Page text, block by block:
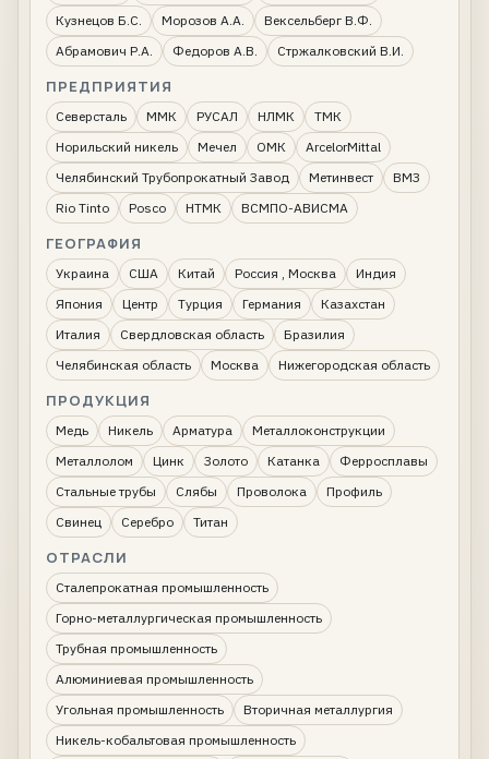
Кузнецов Б.С.
Морозов А.А.
Вексельберг В.Ф.
Абрамович Р.А.
Федоров А.В. Стржалковский В.И.
ПРЕДПРИЯТИЯ
Северсталь ММК РУСАЛ НЛМК
ТМК
Норильский никель
Мечел ОМК
ArcelorMittal
Челябинский Трубопрокатный Завод
Метинвест
ВМЗ
Rio Tinto
Posco НТМК ВСМПО-АВИСМА
ГЕОГРАФИЯ
Украина США Китай Россия , Москва
Индия
Япония
Центр Турция Германия
Казахстан
Италия
Свердловская область
Бразилия
Челябинская область
Москва Нижегородская область
ПРОДУКЦИЯ
Медь Никель Арматура
Металлоконструкции
Металлолом
Цинк Золото Катанка
Ферросплавы
Стальные трубы
Слябы Проволока
Профиль
Свинец
Серебро Титан
ОТРАСЛИ
Сталепрокатная промышленность
Горно-металлургическая промышленность
Трубная промышленность
Алюминиевая промышленность
Угольная промышленность
Вторичная металлургия
Никель-кобальтовая промышленность